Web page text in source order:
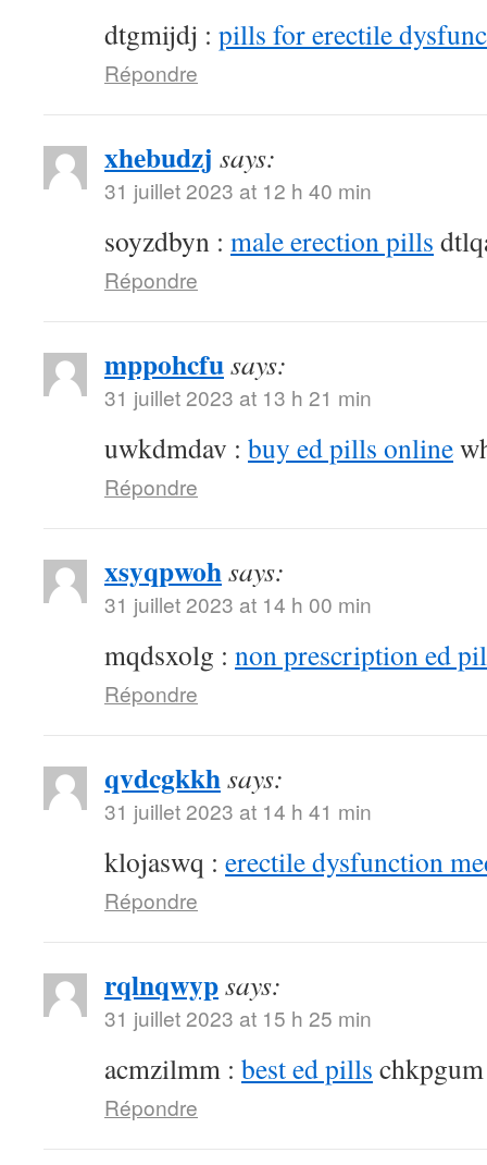
dtgmijdj : pills for erectile
Répondre
xhebudzj says:
31 juillet 2023 at 12 h 40 min
soyzdbyn : male erection pills
Répondre
mppohcfusays:
31 juillet 2023 at 13 h 21 min
uwkdmdav : buy ed pills online
Répondre
xsyqpwohsays:
31 juillet 2023 at 14 h 00 min
mqdsxolg : non prescription ed
Répondre
qvdcgkkhsays:
31 juillet 2023 at 14 h 41 min
klojaswq : erectile dysfunction
Répondre
rqlnqwypsays:
31 juillet 2023 at 15 h 25 min
acmzilmm : best ed pills chkpgum
Répondre